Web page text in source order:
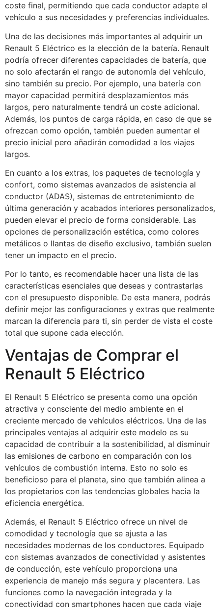
coste final, permitiendo que cada conductor adapte el
vehículo a sus necesidades y preferencias individuales.
Una de las decisiones más importantes al adquirir un
Renault 5 Eléctrico es la elección de la batería. Renault
podría ofrecer diferentes capacidades de batería, que
no solo afectarán el rango de autonomía del vehículo,
sino también su precio. Por ejemplo, una batería con
mayor capacidad permitirá desplazamientos más
largos, pero naturalmente tendrá un coste adicional.
Además, los puntos de carga rápida, en caso de que se
ofrezcan como opción, también pueden aumentar el
precio inicial pero añadirán comodidad a los viajes
largos.
En cuanto a los extras, los paquetes de tecnología y
confort, como sistemas avanzados de asistencia al
conductor (ADAS), sistemas de entretenimiento de
última generación y acabados interiores personalizados,
pueden elevar el precio de forma considerable. Las
opciones de personalización estética, como colores
metálicos o llantas de diseño exclusivo, también suelen
tener un impacto en el precio.
Por lo tanto, es recomendable hacer una lista de las
características esenciales que deseas y contrastarlas
con el presupuesto disponible. De esta manera, podrás
definir mejor las configuraciones y extras que realmente
marcan la diferencia para ti, sin perder de vista el coste
total que supone cada elección.
Ventajas de Comprar el
Renault 5 Eléctrico
El Renault 5 Eléctrico se presenta como una opción
atractiva y consciente del medio ambiente en el
creciente mercado de vehículos eléctricos. Una de las
principales ventajas al adquirir este modelo es su
capacidad de contribuir a la sostenibilidad, al disminuir
las emisiones de carbono en comparación con los
vehículos de combustión interna. Esto no solo es
beneficioso para el planeta, sino que también alinea a
los propietarios con las tendencias globales hacia la
eficiencia energética.
Además, el Renault 5 Eléctrico ofrece un nivel de
comodidad y tecnología que se ajusta a las
necesidades modernas de los conductores. Equipado
con sistemas avanzados de conectividad y asistentes
de conducción, este vehículo proporciona una
experiencia de manejo más segura y placentera. Las
funciones como la navegación integrada y la
conectividad con smartphones hacen que cada viaje